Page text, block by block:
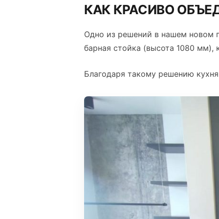
КАК КРАСИВО
Одно из решений в нашем новом
барная стойка (высота 1080 мм),
Благодаря такому решению